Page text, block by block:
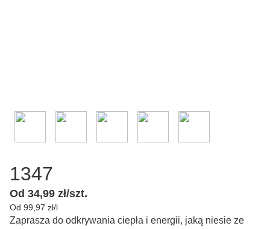
1347
Od 34,99 zł/szt.
Od 99,97 zł/l
Zaprasza do odkrywania ciepła i energii, jaką niesie ze